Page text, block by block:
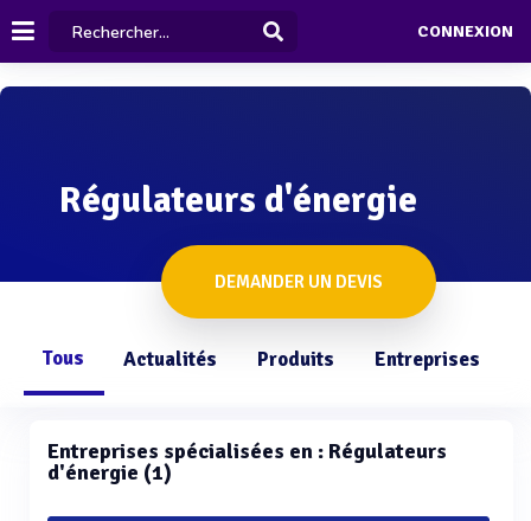
CONNEXION
Régulateurs d'énergie
DEMANDER UN DEVIS
Tous Actualités Produits Entreprises
Entreprises spécialisées en : Régulateurs
d'énergie (1)